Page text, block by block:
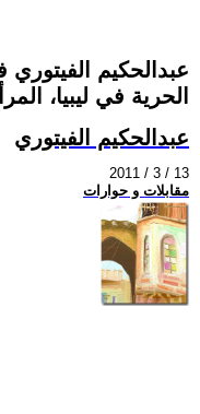
عبدالحكيم
الحرية في ليبيا،
عبدالحكيم الفيتوري
2011 / 3 / 13
مقابلات و حوارات